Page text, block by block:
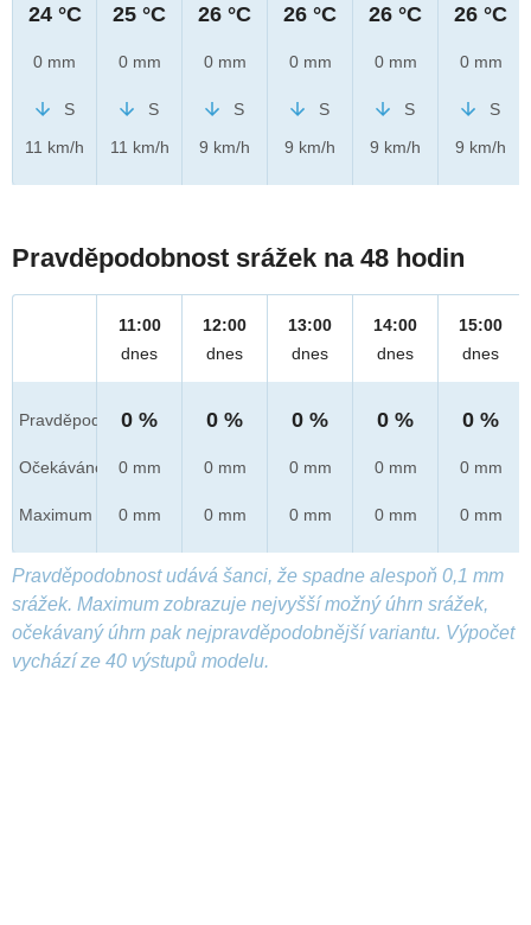
24 °C
0 mm
S
11 km/h
25 °C
0 mm
S
11 km/h
26 °C
0 mm
S
9 km/h
26 °C
0 mm
S
9 km/h
26 °C
0 mm
S
9 km/h
26 °C
0 mm
S
9 km/h
Pravděpodobnost srážek na 48 hodin
Pravděpod.
Očekáváno
Maximum
11:00
dnes
0 %
0 mm
0 mm
12:00
dnes
0 %
0 mm
0 mm
13:00
dnes
0 %
0 mm
0 mm
14:00
dnes
0 %
0 mm
0 mm
15:00
dnes
0 %
0 mm
0 mm
Pravděpodobnost udává šanci, že spadne alespoň 0,1 mm
srážek. Maximum zobrazuje nejvyšší možný úhrn srážek,
očekávaný úhrn pak nejpravděpodobnější variantu. Výpočet
vychází ze 40 výstupů modelu.